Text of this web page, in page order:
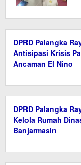
DPRD Palangka
Antisipasi Krisis
Ancaman El Nino
DPRD Palangka
Kelola Rumah
Banjarmasin